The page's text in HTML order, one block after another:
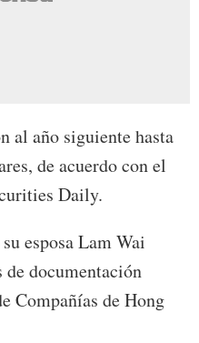
al año siguiente hasta
de acuerdo con el
Daily.
esposa Lam Wai
de documentación
Compañías de Hong